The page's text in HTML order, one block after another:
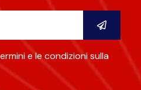
e le condizioni sulla